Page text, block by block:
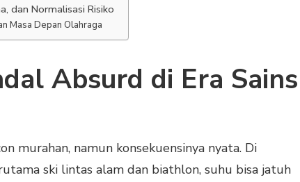
dan Normalisasi Risiko
Masa Depan Olahraga
Absurd di Era Sains
murahan, namun konsekuensinya nyata. Di
ski lintas alam dan biathlon, suhu bisa jatuh